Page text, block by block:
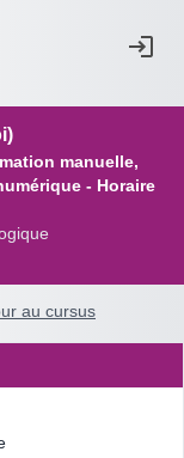
manuelle,
- Horaire
au cursus